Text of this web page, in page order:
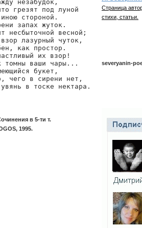
незабудок,
грезят под луной
стороной.
запах жуток.
несбыточной весной;
лазурный чуток,
как простор.
их взор!
томны ваши чары...
букет,
чего в сирени нет,
в тоске нектара.
в 5-ти т.
1995.
Страница
стихи, статьи.
severyanin-